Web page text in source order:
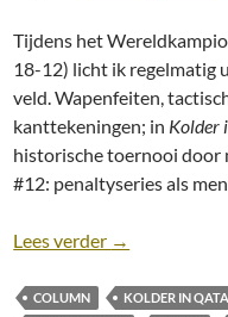
Tijdens het
18-12) licht ik regelmatig
veld. Wapenfeiten,
kanttekeningen; in Kolder
historische toernooi door
#12: penaltyseries als
Lees verder Kolder in
→
COLUMN KOLDER IN